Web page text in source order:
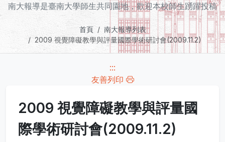
南大報導是臺南大學師生共同園地，歡迎本校師生踴躍投稿
首頁
南大報導列表
2009 視覺障礙教學與評量國際學術研討會(2009.11.2)
:::
友善列印
2009 視覺障礙教學與評量國
際學術研討會(2009.11.2)